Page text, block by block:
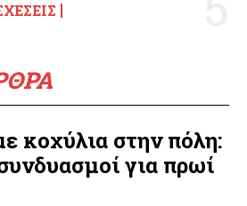
κοχύλια στην πόλη:
για πρωί